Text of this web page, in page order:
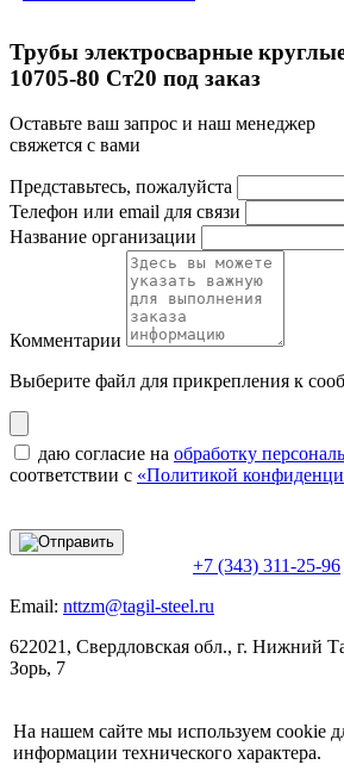
Трубы электросварные
10705-80 Ст20 под заказ
Оставьте ваш запрос и наш менеджер
свяжется с вами
Представьтесь, пожалуйста
Телефон или email для связи
Название организации
Комментарии
Выберите файл для прикрепления к
даю согласие на обработку
соответствии с «Политикой
+7 (343) 311-25-96
Email: nttzm@tagil-steel.ru
622021, Свердловская обл., г. Нижний
Зорь, 7
На нашем сайте мы используем cookie
информации технического характера.